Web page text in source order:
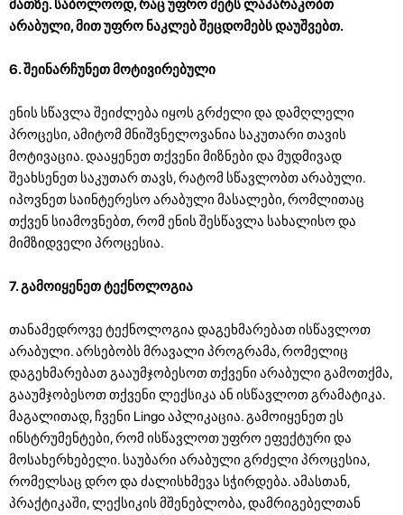
მათზე. საბოლოოდ, რაც უფრო მეტს ლაპარაკობთ
არაბული, მით უფრო ნაკლებ შეცდომებს დაუშვებთ.
6. შეინარჩუნეთ მოტივირებული
ენის სწავლა შეიძლება იყოს გრძელი და დამღლელი
პროცესი, ამიტომ მნიშვნელოვანია საკუთარი თავის
მოტივაცია. დააყენეთ თქვენი მიზნები და მუდმივად
შეახსენეთ საკუთარ თავს, რატომ სწავლობთ არაბული.
იპოვნეთ საინტერესო არაბული მასალები, რომლითაც
თქვენ სიამოვნებთ, რომ ენის შესწავლა სახალისო და
მიმზიდველი პროცესია.
7. გამოიყენეთ ტექნოლოგია
თანამედროვე ტექნოლოგია დაგეხმარებათ ისწავლოთ
არაბული. არსებობს მრავალი პროგრამა, რომელიც
დაგეხმარებათ გააუმჯობესოთ თქვენი არაბული გამოთქმა,
გააუმჯობესოთ თქვენი ლექსიკა ან ისწავლოთ გრამატიკა.
მაგალითად, ჩვენი Lingo აპლიკაცია. გამოიყენეთ ეს
ინსტრუმენტები, რომ ისწავლოთ უფრო ეფექტური და
მოსახერხებელი. საუბარი არაბული გრძელი პროცესია,
რომელსაც დრო და ძალისხმევა სჭირდება. ამასთან,
პრაქტიკაში, ლექსიკის მშენებლობა, დამრიგებელთან